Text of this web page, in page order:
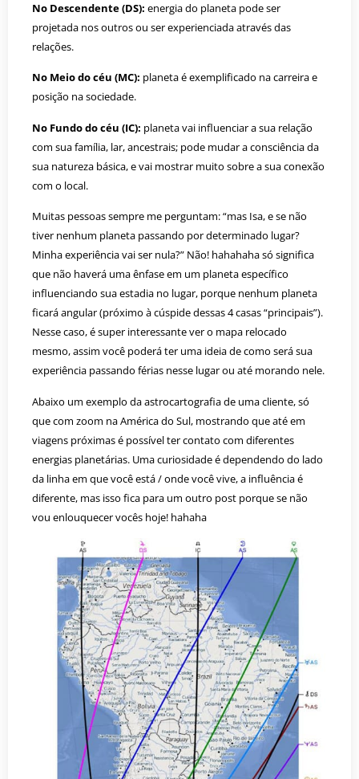
No Descendente (DS): energia do planeta pode ser
projetada nos outros ou ser experienciada através das
relações.
No Meio do céu (MC): planeta é exemplificado na carreira e
posição na sociedade.
No Fundo do céu (IC): planeta vai influenciar a sua relação
com sua família, lar, ancestrais; pode mudar a consciência da
sua natureza básica, e vai mostrar muito sobre a sua conexão
com o local.
Muitas pessoas sempre me perguntam: “mas Isa, e se não
tiver nenhum planeta passando por determinado lugar?
Minha experiência vai ser nula?” Não! hahahaha só significa
que não haverá uma ênfase em um planeta específico
influenciando sua estadia no lugar, porque nenhum planeta
ficará angular (próximo à cúspide dessas 4 casas “principais”).
Nesse caso, é super interessante ver o mapa relocado
mesmo, assim você poderá ter uma ideia de como será sua
experiência passando férias nesse lugar ou até morando nele.
Abaixo um exemplo da astrocartografia de uma cliente, só
que com zoom na América do Sul, mostrando que até em
viagens próximas é possível ter contato com diferentes
energias planetárias. Uma curiosidade é dependendo do lado
da linha em que você está / onde você vive, a influência é
diferente, mas isso fica para um outro post porque se não
vou enlouquecer vocês hoje! hahaha